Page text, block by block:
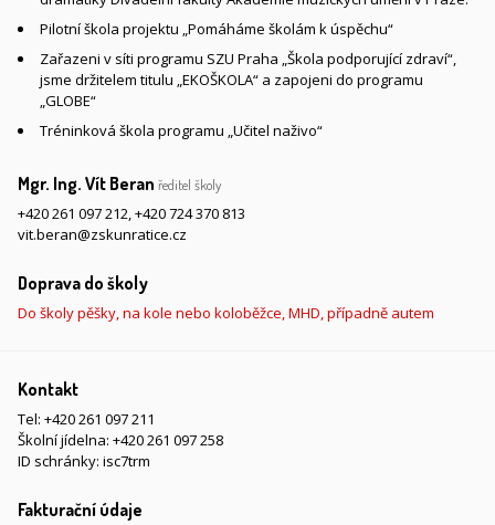
Pilotní škola projektu „Pomáháme školám k úspěchu“
Zařazeni v síti programu SZU Praha „Škola podporující zdraví“,
jsme držitelem titulu „EKOŠKOLA“ a zapojeni do programu
„GLOBE“
Tréninková škola programu „Učitel naživo“
Mgr. Ing. Vít Beran ředitel školy
+420 261 097 212,+420 724 370 813
vit.beran@zskunratice.cz
Doprava do školy
Do školy pěšky, na kole nebo koloběžce, MHD, případně autem
Kontakt
Tel: +420 261 097 211
Školní jídelna: +420 261 097 258
ID schránky: isc7trm
Fakturační údaje